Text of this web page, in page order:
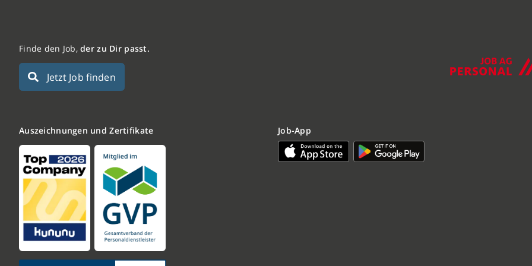
Finde den Job,der zu Dir passt.
Jetzt Job finden
Auszeichnungen und Zertifikate Job-App